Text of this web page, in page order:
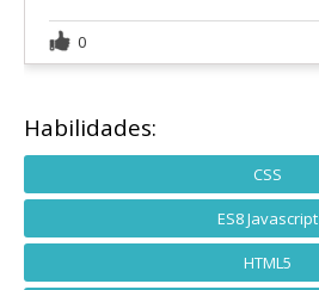
0
Habilidades:
CSS
ES8 Javascript
HTML5